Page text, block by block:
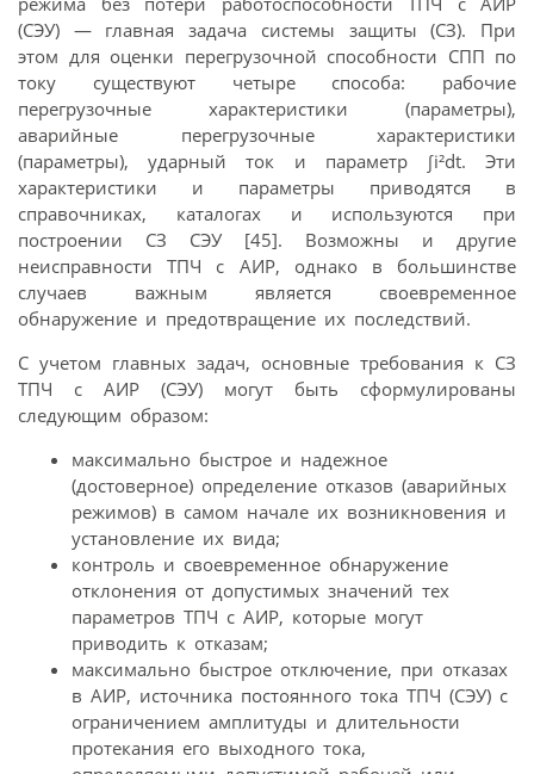
(СЭУ) — главная задача системы защиты (СЗ). При
этом для оценки перегрузочной способности СПП по
току существуют четыре способа: рабочие
перегрузочные характеристики (параметры),
аварийные перегрузочные характеристики
(параметры), ударный ток и параметр ∫i²dt. Эти
характеристики и параметры приводятся в
справочниках, каталогах и используются при
построении СЗ СЭУ [45]. Возможны и другие
неисправности ТПЧ с АИР, однако в большинстве
случаев важным является своевременное
обнаружение и предотвращение их последствий.
С учетом главных задач, основные требования к СЗ
ТПЧ с АИР (СЭУ) могут быть сформулированы
следующим образом:
максимально быстрое и надежное
(достоверное) определение отказов (аварийных
режимов) в самом начале их возникновения и
установление их вида;
контроль и своевременное обнаружение
отклонения от допустимых значений тех
параметров ТПЧ с АИР, которые могут
приводить к отказам;
максимально быстрое отключение, при отказах
в АИР, источника постоянного тока ТПЧ (СЭУ) с
ограничением амплитуды и длительности
протекания его выходного тока,